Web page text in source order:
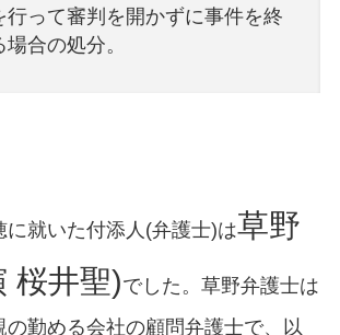
行って審判を開かずに事件を終
合の処分。
に就いた付添人(弁護士)は草野
桜井聖)でした。草野弁護士は
の勤める会社の顧問弁護士で、以